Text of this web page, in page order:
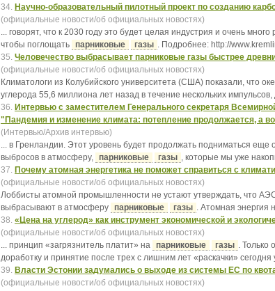
34. Научно-образовательный пилотный проект по созданию
(официальные новости/об официальных новостях)
... говорят, что к 2030 году это будет целая индустрия и очень
чтобы поглощать парниковые газы
. Подробнее: http://
35. Человечество выбрасывает парниковые газы быстрее
(официальные новости/об официальных новостях)
Климатологи из Колубийского университета (США) показали, что
углерода 55,6 миллиона лет назад в течение нескольких
36. Интервью с заместителем Генерального секретаря
"Пандемия и изменение климата: потепление продолжается, а
(Интервью/Архив интервью)
... в Гренландии. Этот уровень будет продолжать подниматься
выбросов в атмосферу, парниковые газы , которые мы уже
37. Почему атомная энергетика не поможет справиться с
(официальные новости/об официальных новостях)
Лоббисты атомной промышленности не устают утверждать, что
выбрасывают в атмосферу парниковые газы . Атомная энергия
38. «Цена на углерод» как инструмент экономической и
(официальные новости/об официальных новостях)
... принцип «загрязнитель платит» на парниковые газы . Только
доработку и принятие после трех с лишним лет «раскачки» сегодня
39. Власти Эстонии задумались о выходе из системы ЕС по
(официальные новости/об официальных новостях)